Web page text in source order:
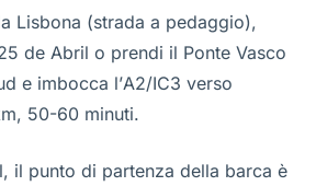
Lisbona (strada a pedaggio),
de Abril o prendi il Ponte Vasco
e imbocca l’A2/IC3 verso
50-60 minuti.
il punto di partenza della barca è